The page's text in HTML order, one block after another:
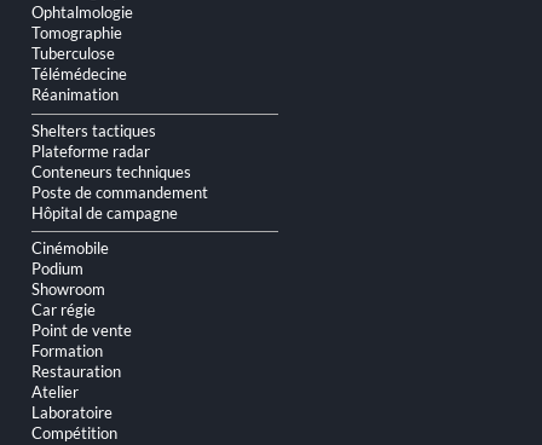
Ophtalmologie
Tomographie
Tuberculose
Télémédecine
Réanimation
Shelters tactiques
Plateforme radar
Conteneurs techniques
Poste de commandement
Hôpital de campagne
Cinémobile
Podium
Showroom
Car régie
Point de vente
Formation
Restauration
Atelier
Laboratoire
Compétition